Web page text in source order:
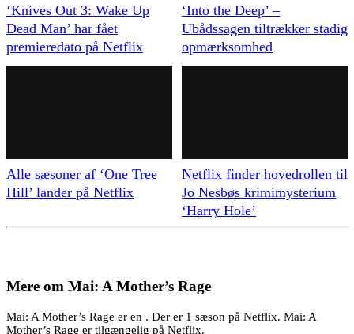
‘Knives Out 3: Wake Up
Dead Man’ har fået
premieredato på Netflix
‘Into the Deep’ –
Ubådssagen tiltrækker stadig
opmærksomhed
Alle sæsoner af ‘One Tree
Hill’ lander på Netflix
Netflix finder hovedrollen til
Jo Nesbøs krimimysterium
‘Harry Hole’
Mere om Mai: A Mother’s Rage
Mai: A Mother’s Rage er en . Der er 1 sæson på Netflix. Mai: A
Mother’s Rage er tilgængelig på Netflix.